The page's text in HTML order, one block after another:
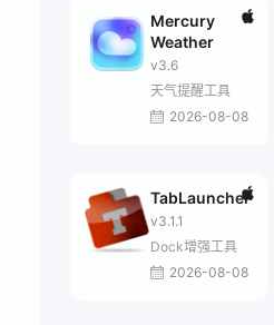
Mercury
Weather
v3.6
天气提醒工具
2026-08-08
TabLauncher
v3.1.1
Dock增强工具
2026-08-08